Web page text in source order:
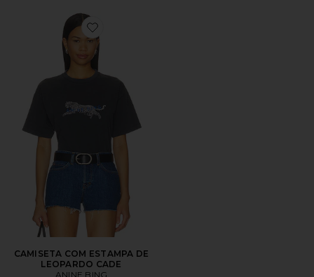
Favorite CAMISETA COM ESTAMPA DE LEOPARDO
CAMISETA COM ESTAMPA DE
LEOPARDO CADE
ANINE BING